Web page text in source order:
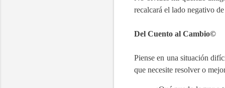
recalcará el lado negativo
Del Cuento al Cambio©
Piense en una situación
que necesite resolver o